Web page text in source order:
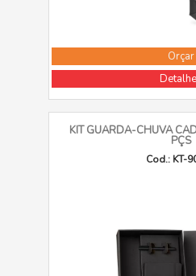
Orçar
KIT GUARDA-CHUVA
PÇS
Cod.: KT-